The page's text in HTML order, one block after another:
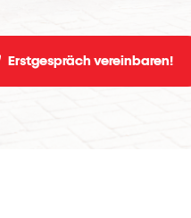
Erstgespräch vereinbaren!